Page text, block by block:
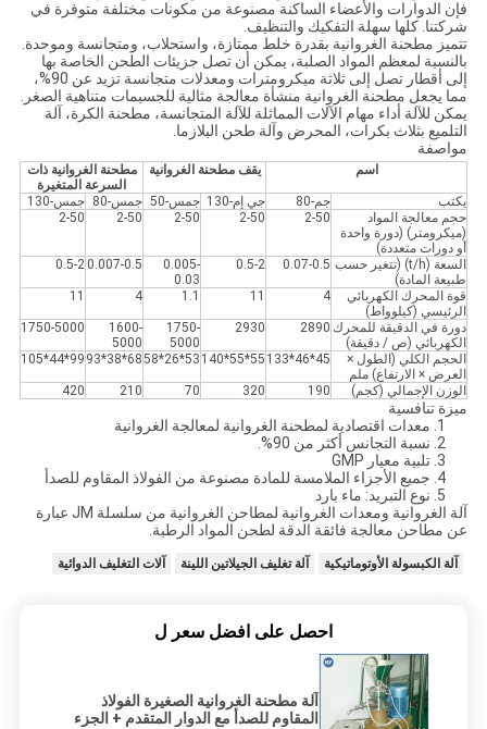
فإن الدوارات والأعضاء الساكنة مصنوعة من مكونات مختلفة متوفرة في
شركتنا. كلها سهلة التفكيك والتنظيف.
تتميز مطحنة الغروانية بقدرة خلط ممتازة، واستحلاب، ومتجانسة وموحدة.
بالنسبة لمعظم المواد الصلبة، يمكن أن تصل جزيئات الطحن الخاصة بها
إلى أقطار تصل إلى ثلاثة ميكرومترات ومعدلات متجانسة تزيد عن 90%،
مما يجعل مطحنة الغروانية منشأة معالجة مثالية للجسيمات متناهية الصغر.
يمكن للآلة أداء مهام الآلات المماثلة للآلة المتجانسة، مطحنة الكرة، آلة
التلميع بثلاث بكرات، المحرض وآلة طحن البلازما.
مواصفة
اسم يقف مطحنة الغروانية
مطحنة الغروانية ذات
السرعة المتغيرة
يكتب
جم-80 جي إم-130 جمس-50 جمس-80
جمس-130
حجم معالجة المواد
(ميكرومتر) (دورة واحدة
أو دورات متعددة)
2-50
2-50
2-50
2-50
2-50
السعة (t/h) (تتغير حسب
طبيعة المادة)
0.07-0.5
0.5-2
0.005-
0.03
0.007-0.5
0.5-2
قوة المحرك الكهربائي
الرئيسي (كيلوواط)
4
11
1.1
4
11
دورة في الدقيقة للمحرك
الكهربائي (ص / دقيقة)
2890
2930
1750-
5000
1600-
5000
1750-5000
الحجم الكلي (الطول ×
العرض × الارتفاع) ملم
45*46*133
55*55*140
53*26*58
68*38*93
99*44*105
الوزن الإجمالي (كجم) 190
320
70
210
420
ميزة تنافسية
1. معدات اقتصادية لمطحنة الغروانية لمعالجة الغروانية
2. نسبة التجانس أكثر من 90%.
3. تلبية معيار GMP
4. جميع الأجزاء الملامسة للمادة مصنوعة من الفولاذ المقاوم للصدأ
5. نوع التبريد: ماء بارد
آلة الغروانية ومعدات الغروانية لمطاحن الغروانية من سلسلة JM عبارة
عن مطاحن معالجة فائقة الدقة لطحن المواد الرطبة.
آلة الكبسولة الأوتوماتيكية آلة تغليف الجيلاتين اللينة آلات التغليف الدوائية
احصل على افضل سعر ل
آلة مطحنة الغروانية الصغيرة الفولاذ
المقاوم للصدأ مع الدوار المتقدم + الجزء